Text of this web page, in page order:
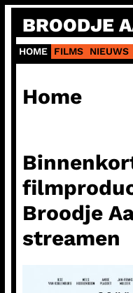
naar
de
inhoud
BROODJE
HOME FILMS NIEUWS
Home
Broodje
streamen